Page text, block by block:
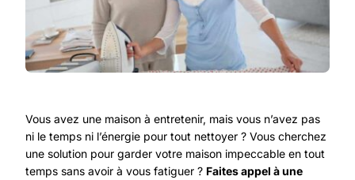
Vous avez une maison à entretenir, mais vous n’avez pas
ni le temps ni l’énergie pour tout nettoyer ? Vous cherchez
une solution pour garder votre maison impeccable en tout
temps sans avoir à vous fatiguer ? Faites appel à une